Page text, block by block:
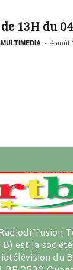
de 13H du
- 4 août
est la
du